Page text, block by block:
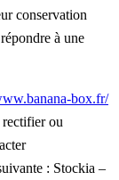
conservation
à une
box.fr/
rectifier ou
: Stockia –